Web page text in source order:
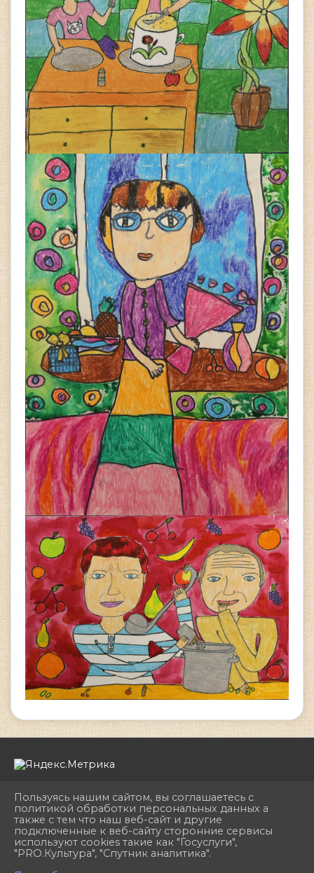
2026 г. dhshkemerovo.ru
Вход
Карта сайта
Политика обработки персональных данных
Пользуясь нашим сайтом, вы соглашаетесь с
политикой обработки персональных данных а
также с тем что наш веб-сайт и другие
подключенные к веб-сайту сторонние сервисы
используют cookies такие как "Госуслуги",
"PRO.Культура", "Спутник аналитика".